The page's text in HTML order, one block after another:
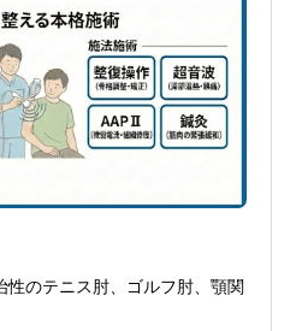
性のテニス肘、ゴルフ肘、顎関